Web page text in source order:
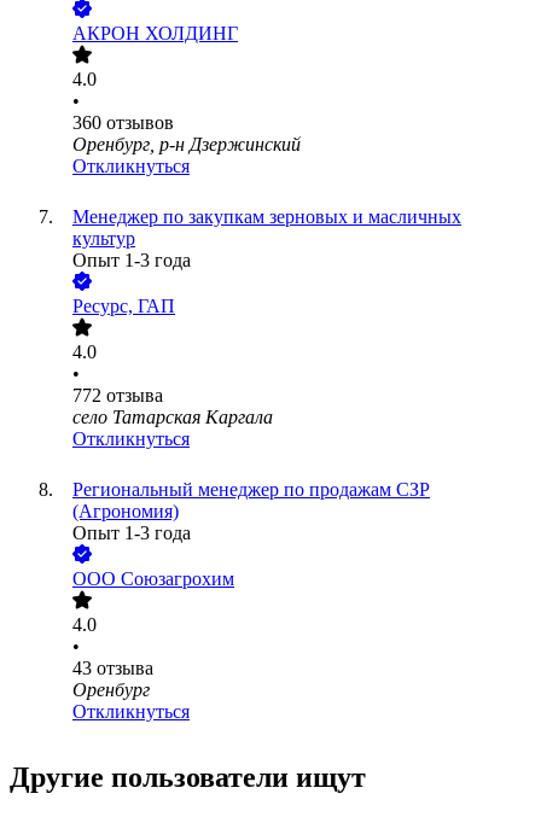
АКРОН ХОЛДИНГ
4.0
•
360 отзывов
Оренбург, р-н Дзержинский
Откликнуться
Менеджер по закупкам зерновых и масличных
культур
Опыт 1-3 года
Ресурс, ГАП
4.0
•
772 отзыва
село Татарская Каргала
Откликнуться
Региональный менеджер по продажам СЗР
(Агрономия)
Опыт 1-3 года
ООО Союзагрохим
4.0
•
43 отзыва
Оренбург
Откликнуться
Другие пользователи ищут